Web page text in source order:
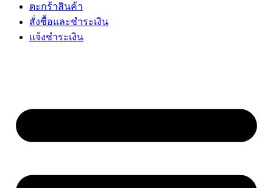
ตะกร้าสินค้า
สั่งซื้อและชำระเงิน
แจ้งชำระเงิน